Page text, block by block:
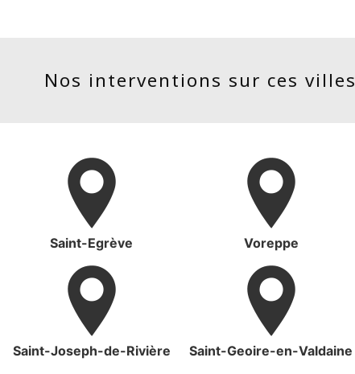
Nos interventions sur ces villes
Saint-Egrève Voreppe
Saint-Joseph-de-Rivière Saint-Geoire-en-Valdaine